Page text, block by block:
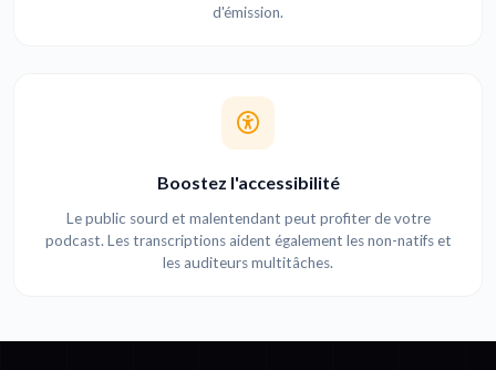
d'émission.
Boostez l'accessibilité
Le public sourd et malentendant peut profiter de votre
podcast. Les transcriptions aident également les non-natifs et
les auditeurs multitâches.